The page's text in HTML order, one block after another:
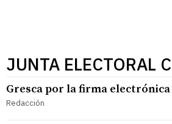
JUNTA ELECTORAL
Gresca por la firma
Redacción